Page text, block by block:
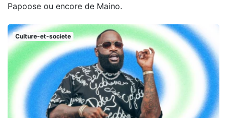
Papoose ou encore de Maino.
Culture-et-societe